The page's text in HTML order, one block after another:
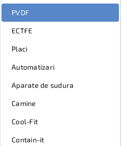
PVDF
ECTFE
Placi
Automatizari
Aparate de sudura
Camine
Cool-Fit
Contain-it